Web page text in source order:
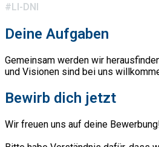
#LI-DNI
Deine Aufgaben
Gemeinsam werden wir
und Visionen sind bei uns
Bewirb dich jetzt
Wir freuen uns auf deine